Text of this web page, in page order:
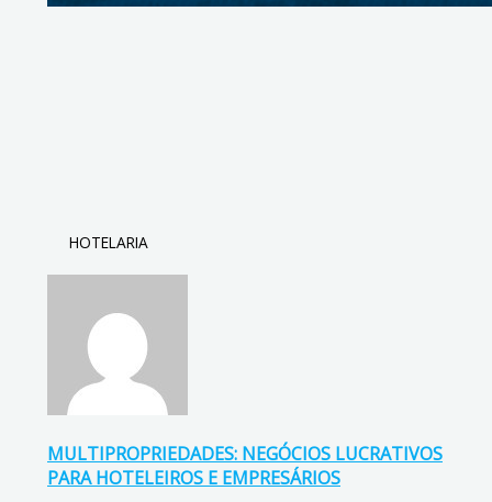
HOTELARIA
MULTIPROPRIEDADES: NEGÓCIOS LUCRATIVOS
PARA HOTELEIROS E EMPRESÁRIOS